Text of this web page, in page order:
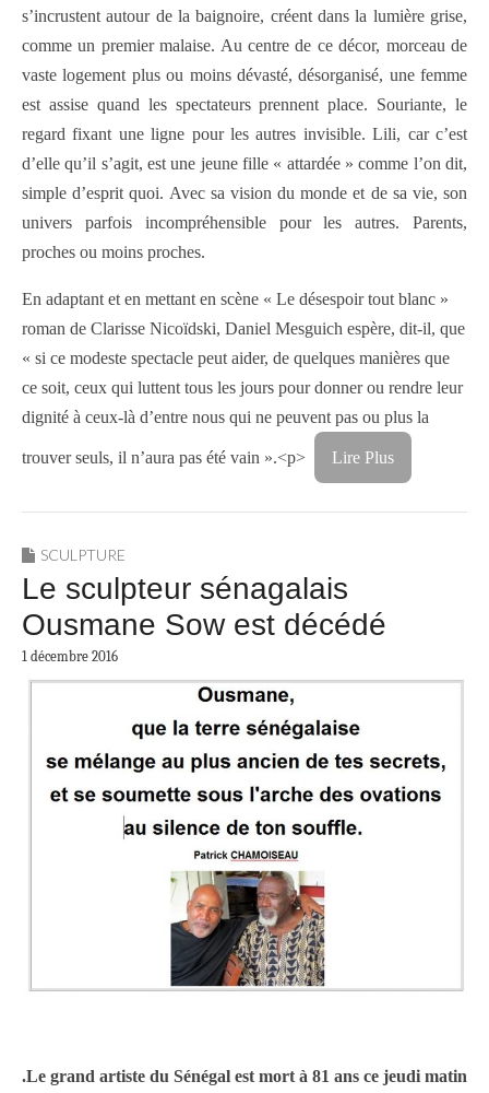
s’incrustent autour de la baignoire, créent dans la lumière grise,
comme un premier malaise. Au centre de ce décor, morceau de
vaste logement plus ou moins dévasté, désorganisé, une femme
est assise quand les spectateurs prennent place. Souriante, le
regard fixant une ligne pour les autres invisible. Lili, car c’est
d’elle qu’il s’agit, est une jeune fille « attardée » comme l’on dit,
simple d’esprit quoi. Avec sa vision du monde et de sa vie, son
univers parfois incompréhensible pour les autres. Parents,
proches ou moins proches.
En adaptant et en mettant en scène « Le désespoir tout blanc »
roman de Clarisse Nicoïdski, Daniel Mesguich espère, dit-il, que
« si ce modeste spectacle peut aider, de quelques manières que
ce soit, ceux qui luttent tous les jours pour donner ou rendre leur
dignité à ceux-là d’entre nous qui ne peuvent pas ou plus la
trouver seuls, il n’aura pas été vain ».<p> Lire Plus
SCULPTURE
Le sculpteur sénagalais
Ousmane Sow est décédé
1 décembre 2016
.Le grand artiste du Sénégal est mort à 81 ans ce jeudi matin